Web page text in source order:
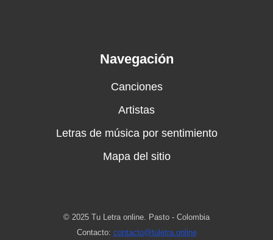
Navegación
Canciones
Artistas
Letras de música por sentimiento
Mapa del sitio
© 2025 Tu Letra online. Pasto - Colombia
Contacto: contacto@tuletra.online